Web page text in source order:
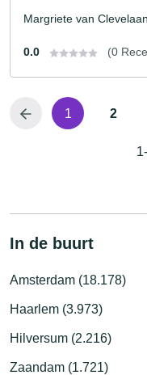
Margriete van
0.0 (0
1 2
In de buurt
Amsterdam (18.178)
Haarlem (3.973)
Hilversum (2.216)
Zaandam (1.721)